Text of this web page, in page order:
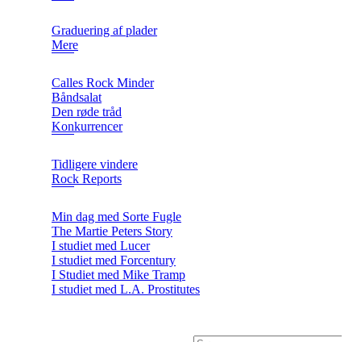
Graduering af plader
Mere
Calles Rock Minder
Båndsalat
Den røde tråd
Konkurrencer
Tidligere vindere
Rock Reports
Min dag med Sorte Fugle
The Martie Peters Story
I studiet med Lucer
I studiet med Forcentury
I Studiet med Mike Tramp
I studiet med L.A. Prostitutes